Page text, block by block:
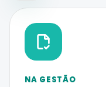
NA GESTÃO